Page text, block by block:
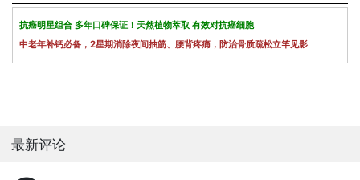
抗癌明星组合 多年口碑保证！天然植物萃取 有效对抗癌细胞
中老年补钙必备，2星期消除夜间抽筋、腰背疼痛，防治骨质疏松立竿见影
最新评论